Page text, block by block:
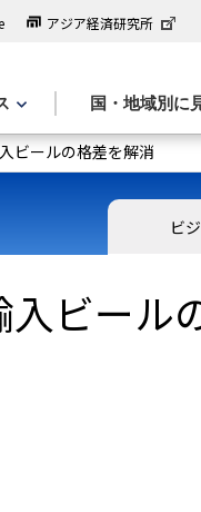
アジア経済研究所
国・地域別に
ビールの格差を解消
ビ
ビール